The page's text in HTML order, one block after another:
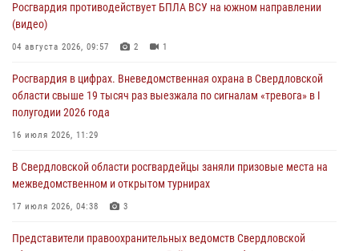
Росгвардия приняла участие в межведомственном
антитеррористическом учении в Свердловской области
31 июля 2026, 12:27 1
Росгвардия обеспечивает безопасность граждан на южном
направлении
31 июля 2026, 06:56
рассказал об итогах работы подразделения в эфире телекомпании
«Телекон»
30 июля 2026, 11:33 1
Росгвардия противодействует БПЛА ВСУ на южном направлении
(видео)
04 августа 2026, 09:57 2 1
Росгвардия в цифрах. Вневедомственная охрана в Свердловской
области свыше 19 тысяч раз выезжала по сигналам «тревога» в I
полугодии 2026 года
16 июля 2026, 11:29
В Свердловской области росгвардейцы заняли призовые места на
межведомственном и открытом турнирах
17 июля 2026, 04:38 3
Представители правоохранительных ведомств Свердловской